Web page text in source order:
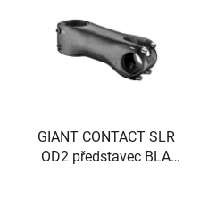
GIANT CONTACT SLR
OD2 představec BLA